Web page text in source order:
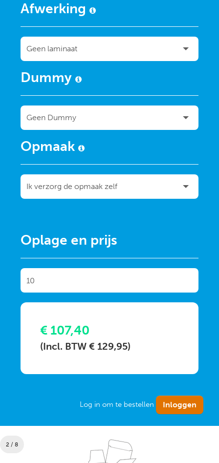
2 / 8
Afwerking
Dummy
Opmaak
Oplage en prijs
€ 107,40
(Incl. BTW € 129,95)
Log in om te bestellen